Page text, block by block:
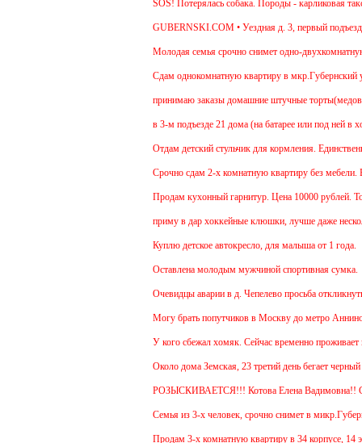
SOS! Потерялась собака. Породы - карликовая
GUBERNSKI.COM • Уездная д. 3, первый
Молодая семья срочно снимет одно-
Cдам однокомнатную квартиру в мкр.Губернский
принимаю заказы домашние штучные
в 3-м подъезде 21 дома (на батарее или под ней в
Отдам детский стульчик для кормления.
Срочно сдам 2-х комнатную квартиру без мебели. В
Продам кухонный гарнитур. Цена 10000 рублей.
приму в дар хоккейные клюшки, лучше даже
Куплю детское автокресло, для малыша от 1 года.
Оставлена молодым мужчиной спортивная сумка.
Очевидцы аварии в д. Чепелево просьба
Могу брать попутчиков в Москву до метро
У кого сбежал хомяк. Сейчас временно проживает
Около дома Земская, 23 третий день бегает черный
РОЗЫСКИВАЕТСЯ!!! Котова Елена
Семья из 3-х человек, срочно снимет в
Продам 3-х комнатную квартиру в 34 корпусе, 14